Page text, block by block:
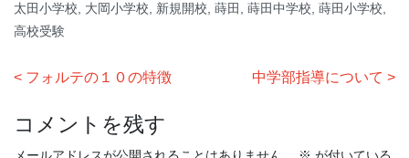
太田小学校, 大岡小学校, 新規開校, 蒔田 , 蒔田中学校, 蒔田小学校,
高校受験
投
ナ
フォルテの１０の特徴 中学部指導について
コメントを残す